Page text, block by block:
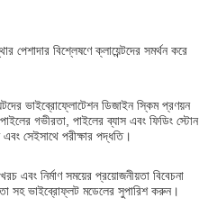
পেশাদার বিশ্লেষণে ক্লায়েন্টদের সমর্থন করে
ভাইব্রোফ্লোটেশন ডিজাইন স্কিম প্রণয়ন
গভীরতা, পাইলের ব্যাস এবং ফিডিং স্টোন
সেইসাথে পরীক্ষার পদ্ধতি।
এবং নির্মাণ সময়ের প্রয়োজনীয়তা বিবেচনা
সহ ভাইব্রোফ্লট মডেলের সুপারিশ করুন।